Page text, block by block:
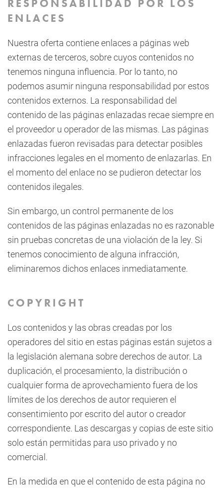
RESPONSABILIDAD POR LOS
ENLACES
Nuestra oferta contiene enlaces a páginas web
externas de terceros, sobre cuyos contenidos no
tenemos ninguna influencia. Por lo tanto, no
podemos asumir ninguna responsabilidad por estos
contenidos externos. La responsabilidad del
contenido de las páginas enlazadas recae siempre en
el proveedor u operador de las mismas. Las páginas
enlazadas fueron revisadas para detectar posibles
infracciones legales en el momento de enlazarlas. En
el momento del enlace no se pudieron detectar los
contenidos ilegales.
Sin embargo, un control permanente de los
contenidos de las páginas enlazadas no es razonable
sin pruebas concretas de una violación de la ley. Si
tenemos conocimiento de alguna infracción,
eliminaremos dichos enlaces inmediatamente.
COPYRIGHT
Los contenidos y las obras creadas por los
operadores del sitio en estas páginas están sujetos a
la legislación alemana sobre derechos de autor. La
duplicación, el procesamiento, la distribución o
cualquier forma de aprovechamiento fuera de los
límites de los derechos de autor requieren el
consentimiento por escrito del autor o creador
correspondiente. Las descargas y copias de este sitio
solo están permitidas para uso privado y no
comercial.
En la medida en que el contenido de esta página no